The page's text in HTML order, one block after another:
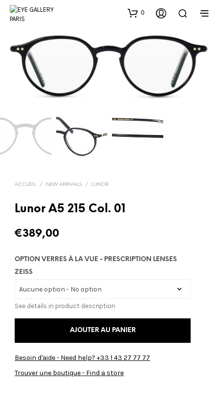
0
ACCUEIL / NEW ARRIVALS / LUNOR
Lunor A5 215 Col. 01
€389,00
OPTION VERRES À LA VUE - PRESCRIPTION LENSES
ZEISS
See details in product description
AJOUTER AU PANIER
Besoin d'aide - Need help? +33 1 43 27 77 77
Trouver une boutique - Find a store